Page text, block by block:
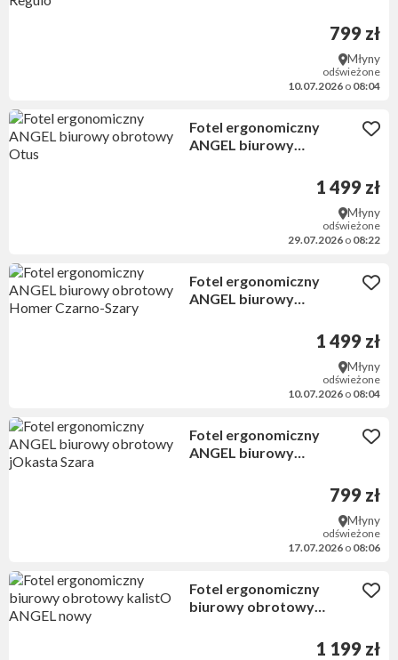
799 zł
Młyny
odświeżone
10.07.2026 o 08:04
Fotel ergonomiczny
ANGEL biurowy
1 499 zł
Młyny
odświeżone
29.07.2026 o 08:22
Fotel ergonomiczny
ANGEL biurowy
1 499 zł
Młyny
odświeżone
10.07.2026 o 08:04
Fotel ergonomiczny
ANGEL biurowy
799 zł
Młyny
odświeżone
17.07.2026 o 08:06
Fotel ergonomiczny
biurowy obrotowy
1 199 zł